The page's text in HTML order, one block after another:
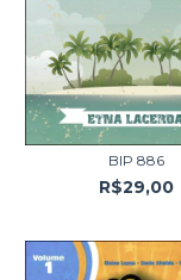
BIP 886
R$29,00